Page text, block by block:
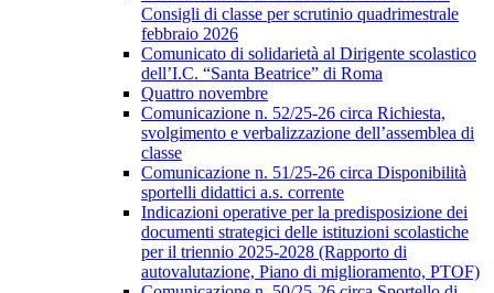
Consigli di classe per scrutinio quadrimestrale
febbraio 2026
Comunicato di solidarietà al Dirigente scolastico
dell’I.C. “Santa Beatrice” di Roma
Quattro novembre
Comunicazione n. 52/25-26 circa Richiesta,
svolgimento e verbalizzazione dell’assemblea di
classe
Comunicazione n. 51/25-26 circa Disponibilità
sportelli didattici a.s. corrente
Indicazioni operative per la predisposizione dei
documenti strategici delle istituzioni scolastiche
per il triennio 2025-2028 (Rapporto di
autovalutazione, Piano di miglioramento, PTOF)